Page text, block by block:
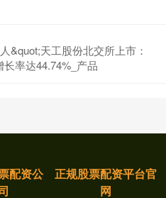
&quot;天工股份北交所上市：
率达44.74%_产品
配资公
正规股票配资平台官
网